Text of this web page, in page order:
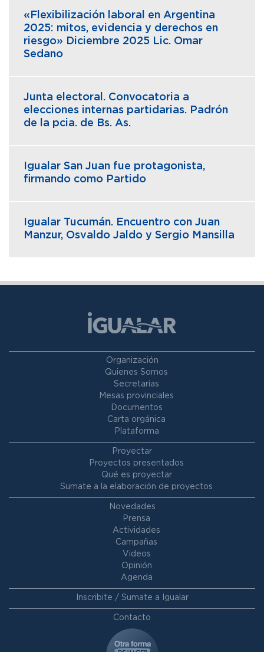
«Flexibilización laboral en Argentina
2025: mitos, evidencia y derechos en
riesgo» Diciembre 2025 Lic. Omar
Sedano
Junta electoral. Convocatoria a
elecciones internas partidarias. Padrón
de la pcia. de Bs. As.
Igualar San Juan fue protagonista,
firmando como Partido
Igualar Tucumán. Encuentro con Juan
Manzur, Osvaldo Jaldo y Sergio Mansilla
Organización
Quienes Somos
Secretarias
Mesas provinciales
Documentos
Carta orgánica
Plataforma
Proyectar
Proyectos presentados
Qué es proyectar
Sumate a la elaboración de proyectos
Novedades
Prensa
Actividades
Campañas
Videos
Opinión
Agenda
Inscribite / Sumate a Igualar
Contacto